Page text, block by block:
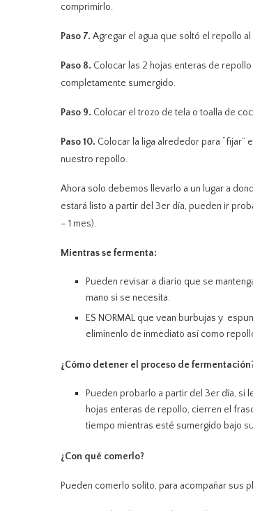
comprimirlo.
Paso 7. Agregar el agua que soltó el repollo
Paso 8. Colocar las 2 hojas enteras de
completamente sumergido.
Paso 9. Colocar el trozo de tela o toalla de
Paso 10. Colocar la liga alrededor para
nuestro repollo.
Ahora solo debemos llevarlo a un lugar a
estará listo a partir del 3er día, pueden ir
– 1 mes).
Mientras se fermenta:
Pueden revisar a diario que se
mano si se necesita.
ES NORMAL que vean burbujas y
elimínenlo de inmediato así como
¿Cómo detener el proceso de
Pueden probarlo a partir del 3er día, si
hojas enteras de repollo, cierren el
tiempo mientras esté sumergido bajo
¿Con qué comerlo?
Pueden comerlo solito, para acompañar sus